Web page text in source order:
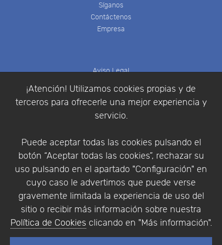
¡Atención! Utilizamos cookies propias y de
terceros para ofrecerle una mejor experiencia y
servicio.
Puede aceptar todas las cookies pulsando el
botón “Aceptar todas las cookies”, rechazar su
uso pulsando en el apartado "Configuración" en
cuyo caso le advertimos que puede verse
gravemente limitada la experiencia de uso del
sitio o recibir más información sobre nuestra
Política de Cookies clicando en "Más información".
Síganos
Contáctenos
Empresa
Aviso Legal
Política de Privacidad
Condiciones de compra
Identificarse
Empresa|Aviso Legal| Política de Privacidad |
Política de Cookies
© Copyright 1994 - 2026. Addlink Software
Científico, S.L.